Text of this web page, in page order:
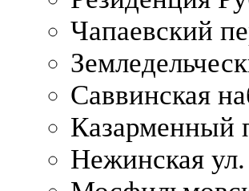
Чапаевский
Саввинская
Казарменный
Нежинская